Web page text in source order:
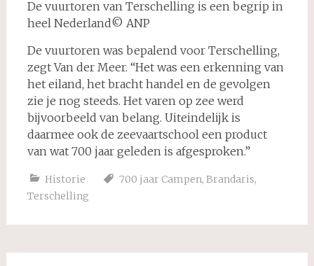
De vuurtoren van Terschelling is een begrip in
heel Nederland© ANP
De vuurtoren was bepalend voor Terschelling,
zegt Van der Meer. “Het was een erkenning van
het eiland, het bracht handel en de gevolgen
zie je nog steeds. Het varen op zee werd
bijvoorbeeld van belang. Uiteindelijk is
daarmee ook de zeevaartschool een product
van wat 700 jaar geleden is afgesproken.”
Historie 700 jaar Campen, Brandaris,
Terschelling